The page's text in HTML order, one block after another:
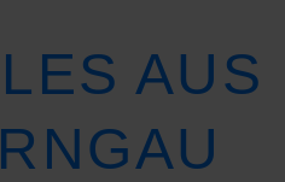
AUS